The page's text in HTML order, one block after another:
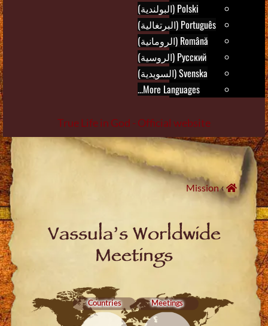
Polski (البولندية)
Português (البرتغالية)
Română (الرومانية)
Русский (الروسية)
Svenska (السويدية)
More Languages...
True Life in God - Official website
Skip
to
content
›
Mission
Vassula’s Worldwide
Meetings
Meetings
Countries